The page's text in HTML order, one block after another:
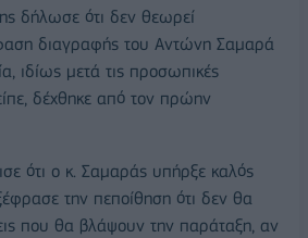
δήλωσε ότι δεν θεωρεί
διαγραφής του Αντώνη Σαμαρά
ιδίως μετά τις προσωπικές
δέχθηκε από τον πρώην
ότι ο κ. Σαμαράς υπήρξε καλός
την πεποίθηση ότι δεν θα
που θα βλάψουν την παράταξη, αν